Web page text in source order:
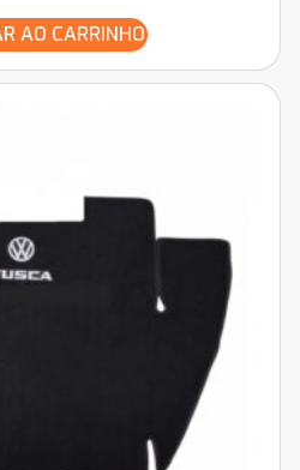
AO CARRINHO